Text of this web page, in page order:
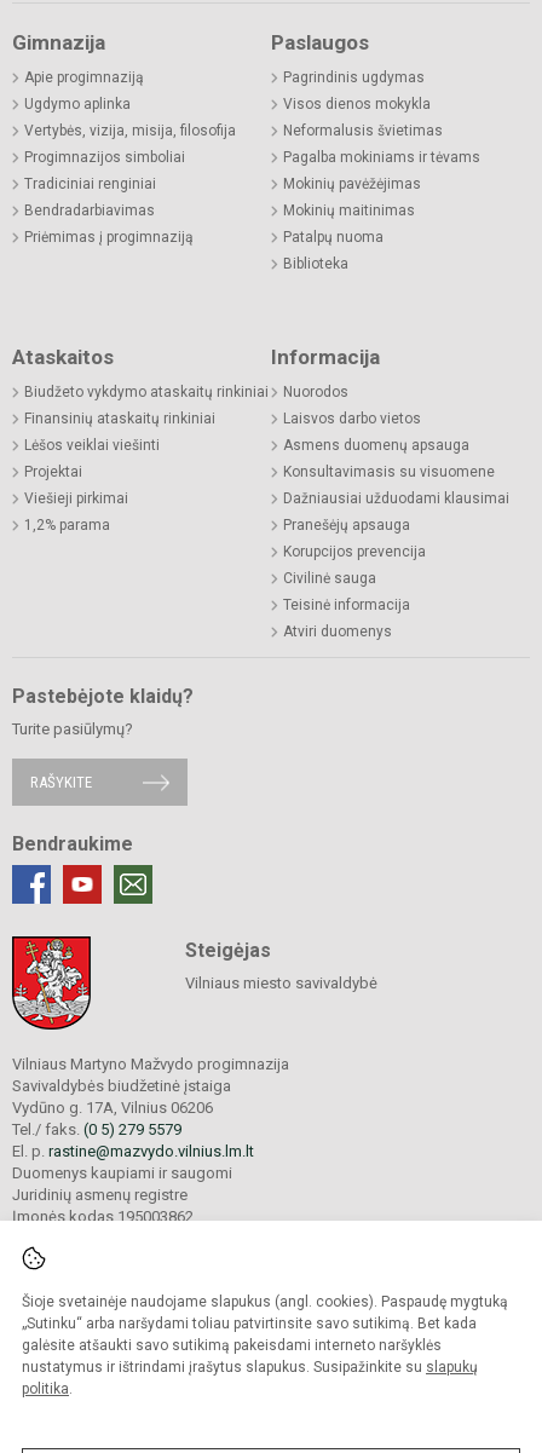
Šioje svetainėje naudojame slapukus (angl. cookies). Paspaudę mygtuką
„Sutinku“ arba naršydami toliau patvirtinsite savo sutikimą. Bet kada
galėsite atšaukti savo sutikimą pakeisdami interneto naršyklės
nustatymus ir ištrindami įrašytus slapukus. Susipažinkite su slapukų
politika.
Gimnazija
Apie progimnaziją
Ugdymo aplinka
Vertybės, vizija, misija, filosofija
Progimnazijos simboliai
Tradiciniai renginiai
Bendradarbiavimas
Priėmimas į progimnaziją
Paslaugos
Pagrindinis ugdymas
Visos dienos mokykla
Neformalusis švietimas
Pagalba mokiniams ir tėvams
Mokinių pavėžėjimas
Mokinių maitinimas
Patalpų nuoma
Biblioteka
Ataskaitos
Biudžeto vykdymo ataskaitų rinkiniai
Finansinių ataskaitų rinkiniai
Lėšos veiklai viešinti
Projektai
Viešieji pirkimai
1,2% parama
Informacija
Nuorodos
Laisvos darbo vietos
Asmens duomenų apsauga
Konsultavimasis su visuomene
Dažniausiai užduodami klausimai
Pranešėjų apsauga
Korupcijos prevencija
Civilinė sauga
Teisinė informacija
Atviri duomenys
Pastebėjote klaidų?
Turite pasiūlymų?
RAŠYKITE
Bendraukime
Steigėjas
Vilniaus miesto savivaldybė
Vilniaus Martyno Mažvydo progimnazija
Savivaldybės biudžetinė įstaiga
Vydūno g. 17A, Vilnius 06206
Tel./ faks. (0 5) 279 5579
El. p. rastine@mazvydo.vilnius.lm.lt
Duomenys kaupiami ir saugomi
Juridinių asmenų registre
Įmonės kodas 195003862
© 2022. Vilniaus Martyno Mažvydo progimnazija. Visos teisės saugomos.
Kopijuoti turinį be raštiško įstaigos administracijos sutikimo griežtai draudžiama.
Prieinamumo paraiška Slapukų valdymas
Sumanus būdas atnaujinti